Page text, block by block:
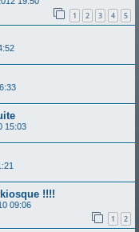
1 2 3 4 5
15:03
!!!!
09:06
1 2